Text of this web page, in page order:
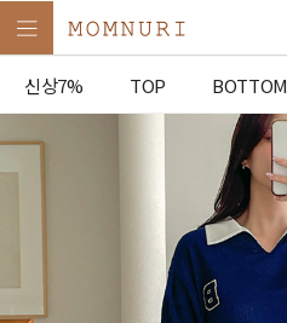
신상7% TOP BOTTOM